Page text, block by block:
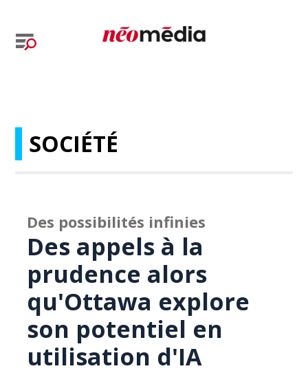
SOCIÉTÉ
Des possibilités infinies
Des appels à la
prudence alors
qu'Ottawa explore
son potentiel en
utilisation d'IA